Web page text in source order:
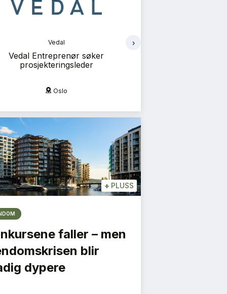
Vedal
Vedal Entreprenør søker
prosjekteringsleder
Oslo
›
+ PLUSS
faller – men
blir
dypere